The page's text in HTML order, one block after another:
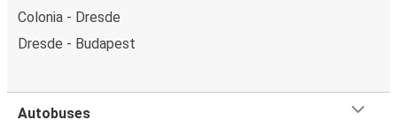
Colonia - Dresde
Dresde - Budapest
Autobuses